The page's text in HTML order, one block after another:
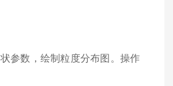
参数，绘制粒度分布图。操作